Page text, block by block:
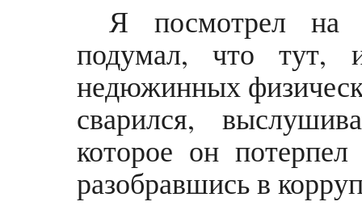
Я посмотрел на
подумал, что тут,
недюжинных
сварился,
которое он
разобравшись в